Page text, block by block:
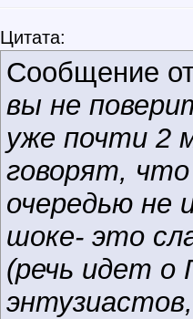
Цитата:
Сообщение
вы не
уже почти 2
говорят,
очередью не
шоке- это
(речь идет о